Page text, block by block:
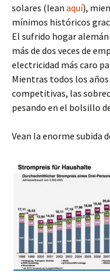
solares (lean aquí),
mínimos históricos
El sufrido hogar
más de dos veces de
electricidad más caro
Mientras todos los años
competitivas, las
pesando en el bolsillo
Vean la enorme subida